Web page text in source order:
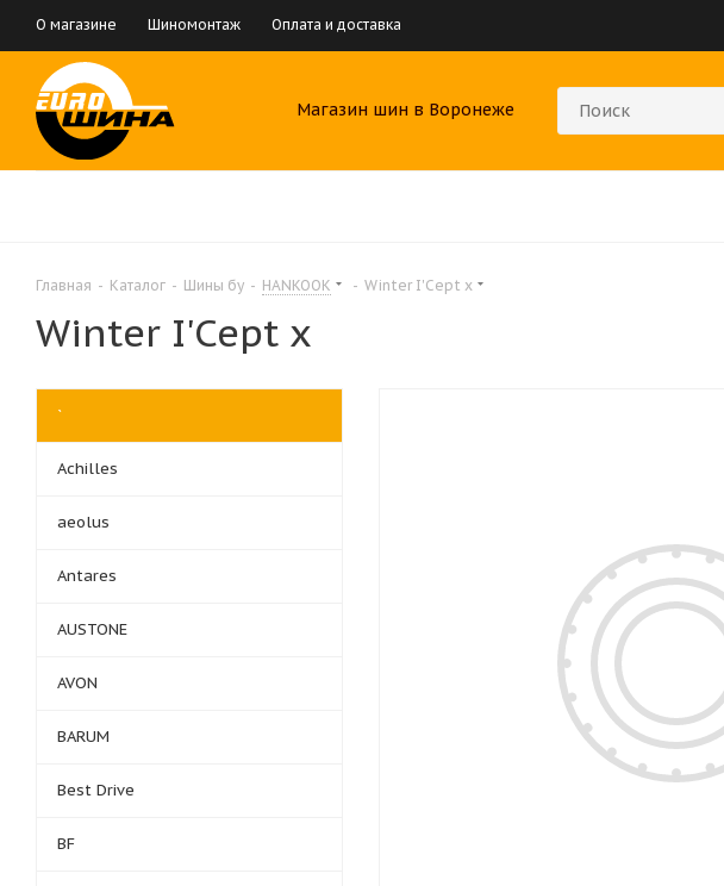
О магазине Шиномонтаж Оплата и доставка
Магазин шин в Воронеже
Главная - Каталог - Шины бу - HANKOOK - Winter I'Cept x
Winter I'Cept x
`
Achilles
aeolus
Antares
AUSTONE
AVON
BARUM
Best Drive
BF